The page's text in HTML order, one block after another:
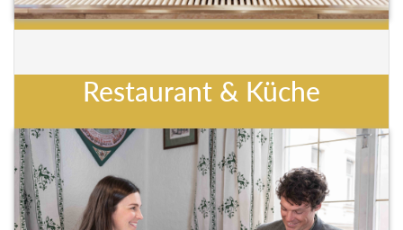
Restaurant & Küche